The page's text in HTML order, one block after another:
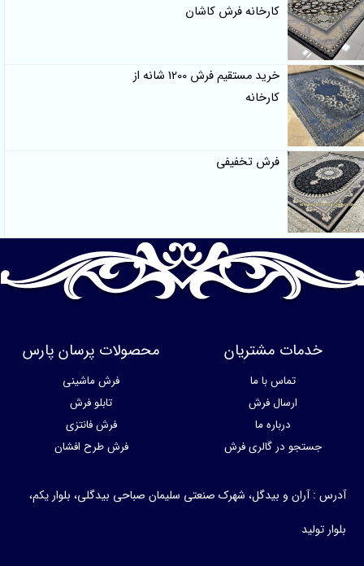
کارخانه فرش کاشان
خرید مستقیم فرش 1200 شانه از
کارخانه
فرش تخفیفی
خدمات مشتریان
تماس با ما
ارسال فرش
درباره ما
جستجو در گالری فرش
محصولات پرسان پارس
فرش ماشینی
تابلو فرش
فرش فانتزی
فرش طرح افشان
آدرس : آران و بیدگل، شهرک صنعتی سلیمان صباحی بیدگلی، بلوار یکم،
بلوار تولید